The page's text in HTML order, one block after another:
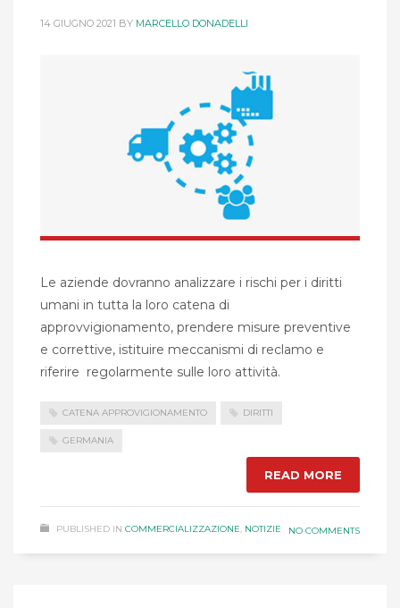
14 GIUGNO 2021 BY MARCELLO DONADELLI
Le aziende dovranno analizzare i rischi per i diritti
umani in tutta la loro catena di
approvvigionamento, prendere misure preventive
e correttive, istituire meccanismi di reclamo e
riferire regolarmente sulle loro attività.
CATENA APPROVIGIONAMENTO DIRITTI
GERMANIA
READ MORE
PUBLISHED IN COMMERCIALIZZAZIONE, NOTIZIE NO COMMENTS